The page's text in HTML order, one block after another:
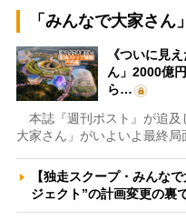
「みんなで大家さ
《ついに見
ん」2000億
ら…
本誌『週刊ポスト』が追及
大家さん」がいよいよ最終局
【独走スクープ・みんな
ジェクト”の計画変更の裏